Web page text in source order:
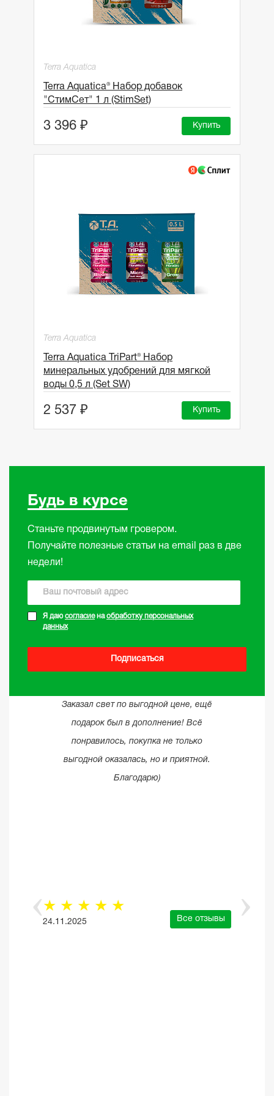
Terra Aquatica
Terra Aquatica® Набор добавок
"СтимСет" 1 л (StimSet)
3 396 ₽ Купить
Terra Aquatica
Terra Aquatica TriPart® Набор
минеральных удобрений для мягкой
воды 0,5 л (Set SW)
2 537 ₽ Купить
Будь в курсе
Станьте продвинутым гровером.
Получайте полезные статьи на email раз в две
недели!
Я даюсогласиенаобработку персональных
данных
Подписаться
Заказал свет по выгодной цене, ещё
подарок был в дополнение! Всё
понравилось, покупка не только
выгодной оказалась, но и приятной.
Благодарю)
☆
☆
☆
☆
☆
24.11.2025 Все отзывы